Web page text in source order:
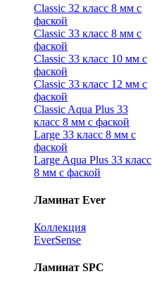
Classic 32 класс 8 мм с
фаской
Classic 33 класс 8 мм с
фаской
Classic 33 класс 10 мм с
фаской
Classic 33 класс 12 мм с
фаской
Classic Aqua Plus 33
класс 8 мм с фаской
Large 33 класс 8 мм с
фаской
Large Aqua Plus 33 класс
8 мм с фаской
Ламинат Ever
Коллекция
EverSense
Ламинат SPC